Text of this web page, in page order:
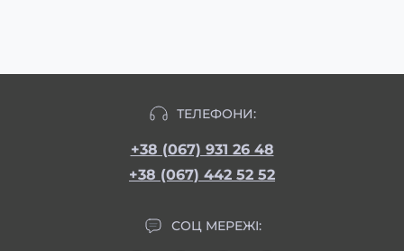
ТЕЛЕФОНИ:
+38 (067) 931 26 48
+38 (067) 442 52 52
СОЦ МЕРЕЖІ: